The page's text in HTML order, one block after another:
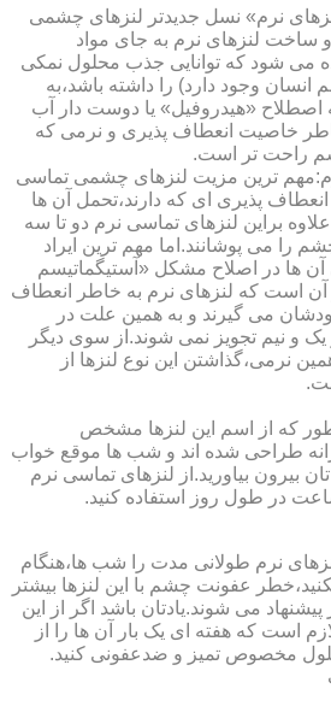
نرم» نسل جدیدتر لنزهای چشمی
لنزهای نرم به جای مواد
می شود که توانایی جذب محلول نمکی
وجود دارد) را داشته باشد،به
اصطلاح «هیدروفیل» یا دوست دار آب
خاصیت انعطاف پذیری و نرمی که
راحت تر است.
ترین مزیت لنزهای چشمی تماسی
پذیری ای که دارند،تحمل آن ها
براین لنزهای تماسی نرم دو تا سه
را می پوشانند.اما مهم ترین ایراد
آن ها در اصلاح مشکل «آستیگماتیسم
آن است که لنزهای نرم به خاطر انعطاف
می گیرند و به همین علت در
یک و نیم تجویز نمی شوند.از سوی دیگر
نرمی،گذاشتن این نوع لنزها از
که از اسم این لنزها مشخص
طراحی شده اند و شب ها موقع خواب
بیرون بیاورید.از لنزهای تماسی نرم
نرم طولانی مدت را شب ها،هنگام
عفونت چشم با این لنزها بیشتر
می شوند.یادتان باشد اگر از این
است که هفته ای یک بار آن ها را از
مخصوص تمیز و ضدعفونی کنید.